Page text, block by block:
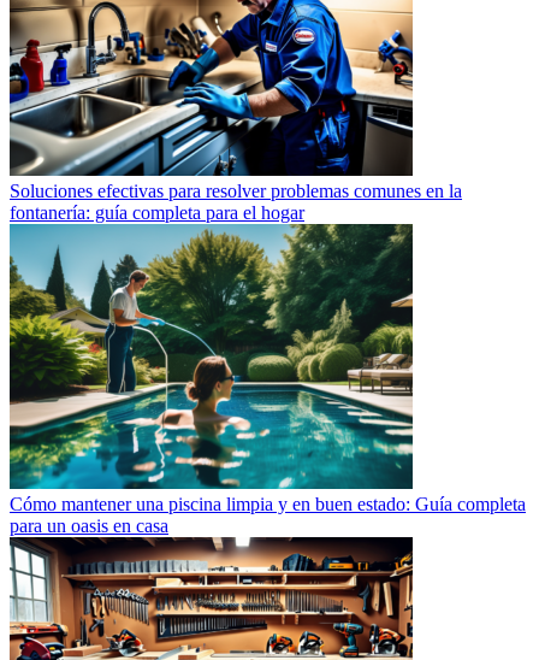
Soluciones efectivas para resolver problemas comunes en la
fontanería: guía completa para el hogar
Cómo mantener una piscina limpia y en buen estado: Guía completa
para un oasis en casa